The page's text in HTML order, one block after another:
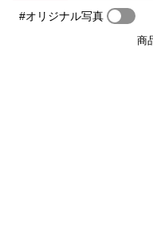
#オリジナル写真
商